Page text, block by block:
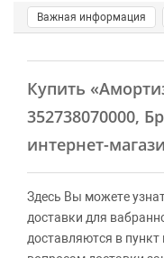
Важная информация
Купить
352738070000,
интернет-
Здесь Вы можете
доставки для
доставляются в